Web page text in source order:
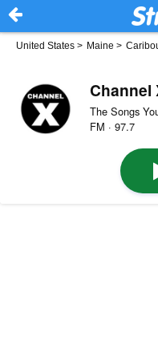
United States > Maine >
Channel
The Songs
FM · 97.7